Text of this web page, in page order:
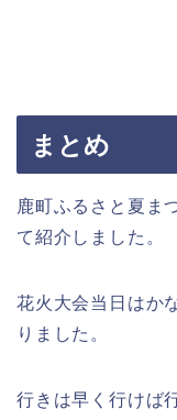
まとめ
鹿町ふるさと夏ま
て紹介しました。
花火大会当日はか
りました。
行きは早く行けば